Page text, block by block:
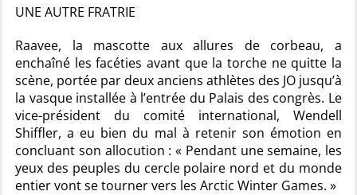
UNE AUTRE FRATRIE
Raavee, la mascotte aux allures de corbeau, a
enchaîné les facéties avant que la torche ne quitte la
scène, portée par deux anciens athlètes des JO jusqu’à
la vasque installée à l’entrée du Palais des congrès. Le
vice-président du comité international, Wendell
Shiffler, a eu bien du mal à retenir son émotion en
concluant son allocution : « Pendant une semaine, les
yeux des peuples du cercle polaire nord et du monde
entier vont se tourner vers les Arctic Winter Games. »